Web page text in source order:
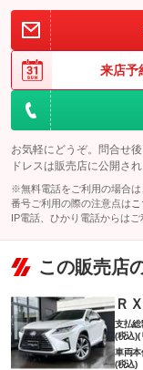
来店予
お気軽にどうぞ。問合せ
ドレスは販売店に公開され
※無料電話をご利用の場合
番号ご利用の際の注意点は
IP電話、ひかり電話からはご
この販売店
ＲＸ
支払総
(税込)(
車両
(税込)